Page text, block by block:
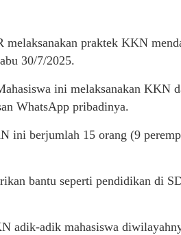
melaksanakan praktek KKN
30/7/2025.
ini melaksanakan KKN
WhatsApp pribadinya.
ini berjumlah 15 orang (9
bantu seperti pendidikan di
adik-adik mahasiswa